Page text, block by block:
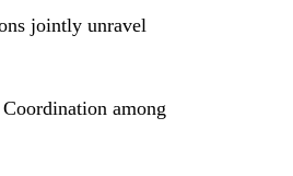
jointly unravel
among